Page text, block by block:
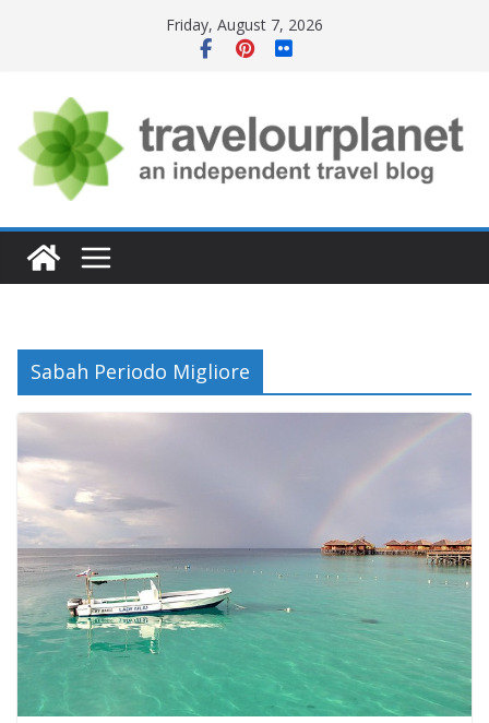
Friday, August 7, 2026
Sabah Periodo Migliore